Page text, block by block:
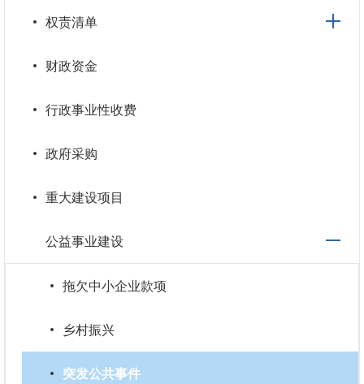
权责清单
财政资金
行政事业性收费
政府采购
重大建设项目
公益事业建设
拖欠中小企业款项
乡村振兴
突发公共事件